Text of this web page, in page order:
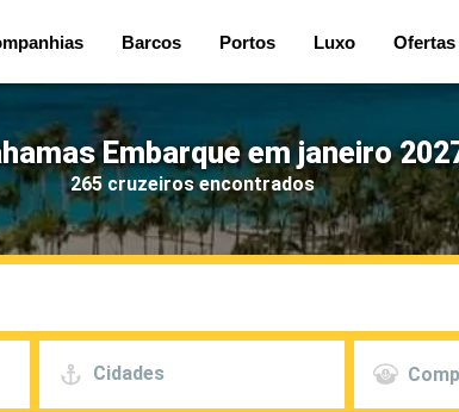
Barcos Portos Luxo Ofertas
Embarque em janeiro
265 cruzeiros encontrados
Cidades